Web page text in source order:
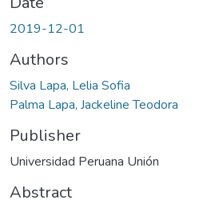
2019-12-01
Authors
Silva Lapa, Lelia Sofia
Palma Lapa, Jackeline Teodora
Publisher
Universidad Peruana Unión
Abstract